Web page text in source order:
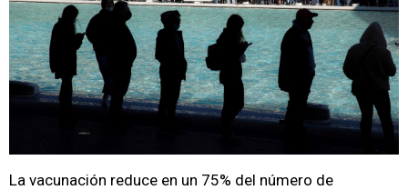
La vacunación reduce en un 75% del número de